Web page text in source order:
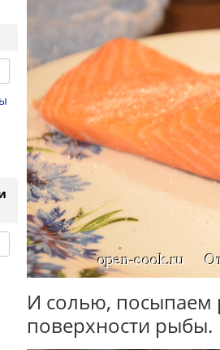
И солью, посыпаем
поверхности рыбы.